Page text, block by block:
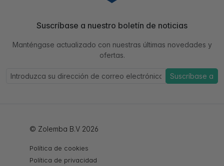
Suscríbase a nuestro boletín de noticias
Manténgase actualizado con nuestras últimas novedades y
ofertas.
Suscríbase a
© Zolemba B.V 2026
Política de cookies
Política de privacidad